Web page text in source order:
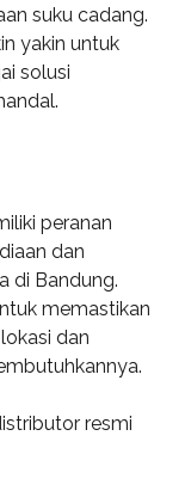
suku cadang.
yakin untuk
solusi
peranan
dan
di Bandung.
memastikan
dan
resmi